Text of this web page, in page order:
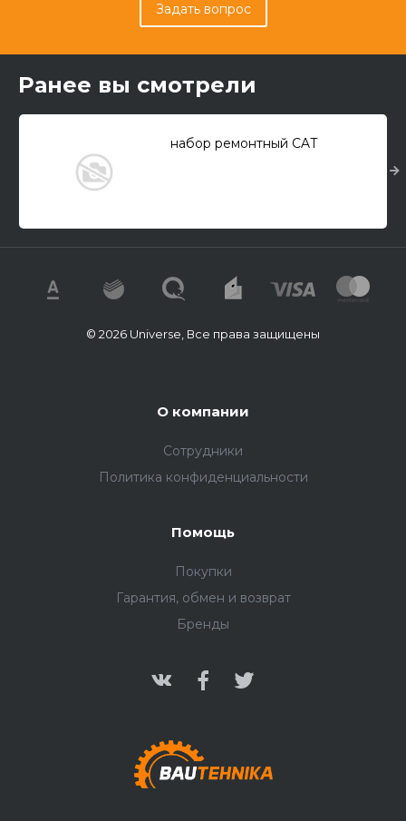
Задать вопрос
Ранее вы смотрели
набор ремонтный CAT
© 2026 Universe, Все права защищены
О компании
Сотрудники
Политика конфиденциальности
Помощь
Покупки
Гарантия, обмен и возврат
Бренды